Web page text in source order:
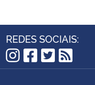
REDES SOCIAIS:
Instagram
Facebook
Twitter
RSS